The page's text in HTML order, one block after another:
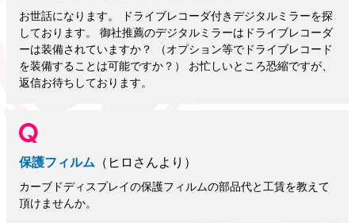
お世話になります。 ドライブレコーダ付きデジタルミラーを探
しております。 御社推薦のデジタルミラーはドライブレコーダ
ーは装備されていますか？ （オプション等でドライブレコード
を装備することは可能ですか？） お忙しいところ恐縮ですが、
返信お待ちしております。
保護フィルム （ヒロさんより）
カーブドディスプレイの保護フィルムの部品代と工賃を教えて
頂けませんか。